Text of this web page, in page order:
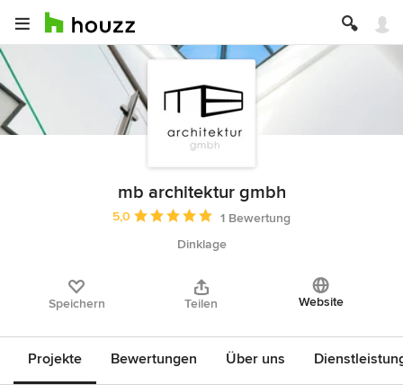
mb architektur gmbh
Durchschnittliche Bewertung: 5 von 5 Sternen
5,0
1 Bewertung
Dinklage
Speichern Teilen Website
Projekte Bewertungen Über uns